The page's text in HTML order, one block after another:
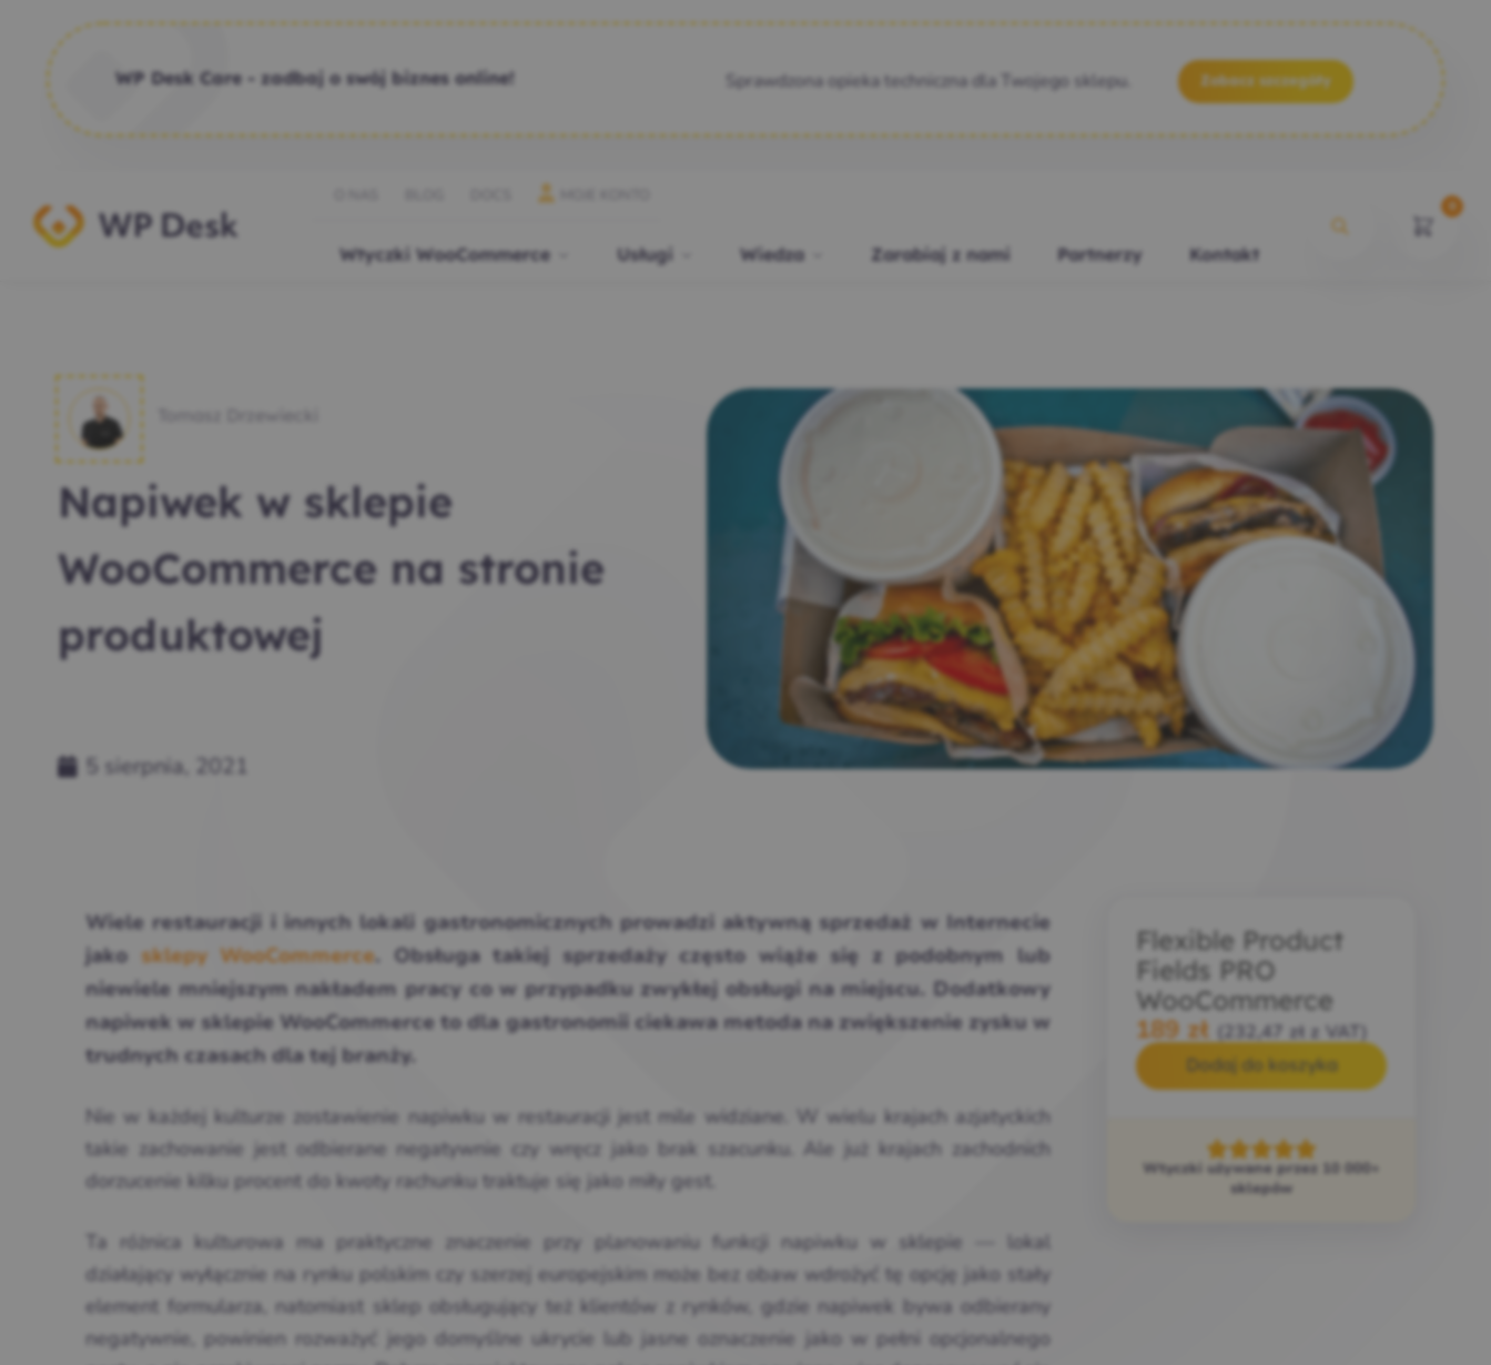
WP Desk Care - zadbaj o swój biznes online! Sprawdzona opieka techniczna dla Twojego sklepu. Zobacz szczegóły
Wtyczki WooCommerce Usługi Wiedza Zarabiaj z nami Partnerzy Kontakt
Napiwek w sklepie
WooCommerce na stronie
produktowej
5 sierpnia, 2021
Wiele restauracji i innych lokali gastronomicznych prowadzi aktywną sprzedaż w Internecie
jako sklepy WooCommerce. Obsługa takiej sprzedaży często wiąże się z podobnym lub
niewiele mniejszym nakładem pracy co w przypadku zwykłej obsługi na miejscu. Dodatkowy
napiwek w sklepie WooCommerce to dla gastronomii ciekawa metoda na zwiększenie zysku w
trudnych czasach dla tej branży.
Nie w każdej kulturze zostawienie napiwku w restauracji jest mile widziane. W wielu krajach azjatyckich
takie zachowanie jest odbierane negatywnie czy wręcz jako brak szacunku. Ale już krajach zachodnich
dorzucenie kilku procent do kwoty rachunku traktuje się jako miły gest.
Ta różnica kulturowa ma praktyczne znaczenie przy planowaniu funkcji napiwku w sklepie — lokal
działający wyłącznie na rynku polskim czy szerzej europejskim może bez obaw wdrożyć tę opcję jako stały
element formularza, natomiast sklep obsługujący też klientów z rynków, gdzie napiwek bywa odbierany
negatywnie, powinien rozważyć jego domyślne ukrycie lub jasne oznaczenie jako w pełni opcjonalnego
Flexible Product
Fields PRO
WooCommerce
189 zł zł
z VAT)
Dodaj do koszyka
Wtyczki używane przez 10 000+
sklepów